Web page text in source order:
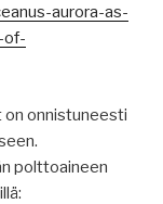
aurora-as-
of-
onnistuneesti
polttoaineen